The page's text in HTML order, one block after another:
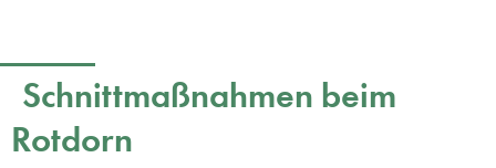
Schnittmaßnahmen beim
Rotdorn